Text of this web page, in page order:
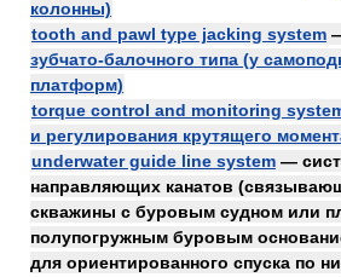
колонны)
tooth and pawl type jacking system
зубчато-балочного типа (у
платформ)
torque control and monitoring
и регулирования крутящего
underwater guide line system —
направляющих канатов
скважины с буровым судном или
полупогружным буровым
для ориентированного спуска по